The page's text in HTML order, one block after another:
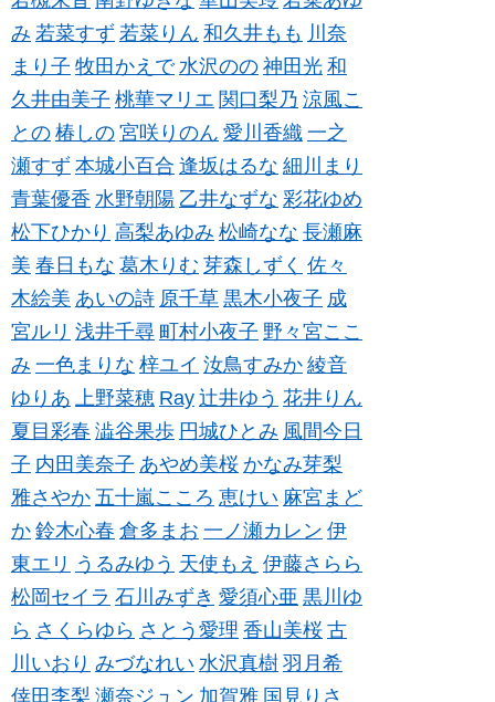
み 若菜すず 若菜りん 和久井もも 川奈
まり子 牧田かえで 水沢のの 神田光 和
久井由美子 桃華マリエ 関口梨乃 涼風こ
との 椿しの 宮咲りのん 愛川香織 一之
瀬すず 本城小百合 逢坂はるな 細川まり
青葉優香 水野朝陽 乙井なずな 彩花ゆめ
松下ひかり 高梨あゆみ 松崎なな 長瀬麻
美 春日もな 葛木りむ 芽森しずく 佐々
木絵美 あいの詩 原千草 黒木小夜子 成
宮ルリ 浅井千尋 町村小夜子 野々宮ここ
み 一色まりな 梓ユイ 汝鳥すみか 綾音
ゆりあ 上野菜穂 Ray 辻井ゆう 花井りん
夏目彩春 澁谷果歩 円城ひとみ 風間今日
子 内田美奈子 あやめ美桜 かなみ芽梨
雅さやか 五十嵐こころ 恵けい 麻宮まど
か 鈴木心春 倉多まお 一ノ瀬カレン 伊
東エリ うるみゆう 天使もえ 伊藤さらら
松岡セイラ 石川みずき 愛須心亜 黒川ゆ
ら さくらゆら さとう愛理 香山美桜 古
川いおり みづなれい 水沢真樹 羽月希
倖田李梨 瀬奈ジュン 加賀雅 国見りさ